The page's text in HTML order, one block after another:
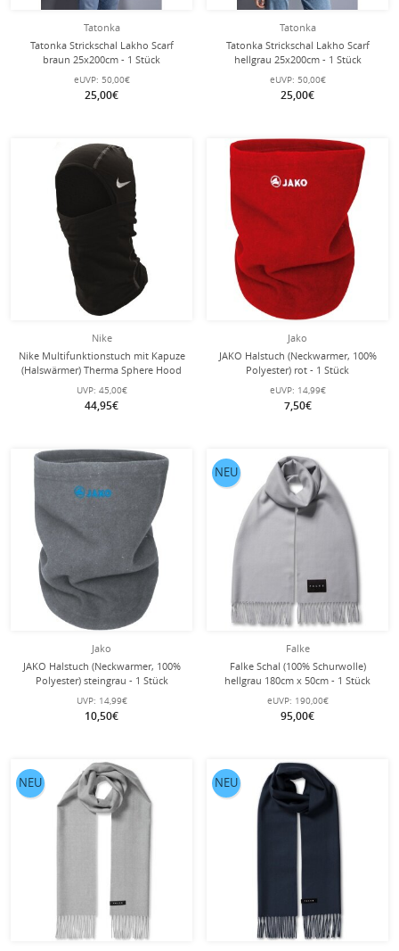
Tatonka
Tatonka Strickschal Lakho Scarf
braun 25x200cm - 1 Stück
eUVP: 50,00€
25,00€
Tatonka
Tatonka Strickschal Lakho Scarf
hellgrau 25x200cm - 1 Stück
eUVP: 50,00€
25,00€
Nike
Nike Multifunktionstuch mit Kapuze
(Halswärmer) Therma Sphere Hood
4.0 schwarz - 1 Stück
UVP: 45,00€
44,95€
Jako
JAKO Halstuch (Neckwarmer, 100%
Polyester) rot - 1 Stück
eUVP: 14,99€
7,50€
Jako
JAKO Halstuch (Neckwarmer, 100%
Polyester) steingrau - 1 Stück
UVP: 14,99€
10,50€
Falke
Falke Schal (100% Schurwolle)
hellgrau 180cm x 50cm - 1 Stück
eUVP: 190,00€
95,00€
NEU
NEU NEU